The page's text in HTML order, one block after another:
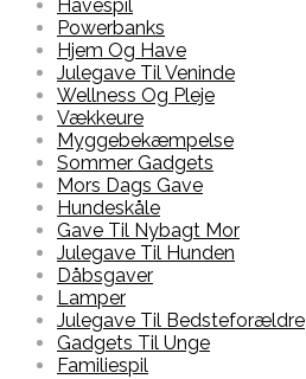
Havespil
Powerbanks
Hjem Og Have
Julegave Til Veninde
Wellness Og Pleje
Vækkeure
Myggebekæmpelse
Sommer Gadgets
Mors Dags Gave
Hundeskåle
Gave Til Nybagt Mor
Julegave Til Hunden
Dåbsgaver
Lamper
Julegave Til Bedsteforældre
Gadgets Til Unge
Familiespil